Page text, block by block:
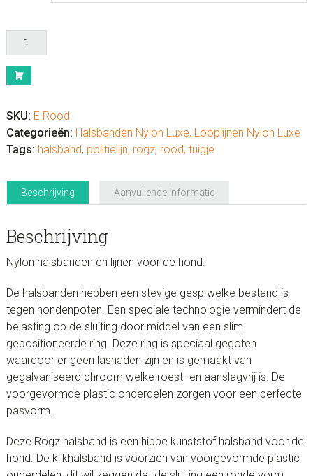
Hondenhalsband
of
lijn
nylon
effen
aantal
SKU: E Rood
Categorieën: Halsbanden Nylon Luxe, Looplijnen Nylon Luxe
Tags: halsband, politielijn, rogz, rood, tuigje
Beschrijving Aanvullende informatie
Beschrijving
Nylon halsbanden en lijnen voor de hond.
De halsbanden hebben een stevige gesp welke bestand is
tegen hondenpoten. Een speciale technologie vermindert de
belasting op de sluiting door middel van een slim
gepositioneerde ring. Deze ring is speciaal gegoten
waardoor er geen lasnaden zijn en is gemaakt van
gegalvaniseerd chroom welke roest- en aanslagvrij is. De
voorgevormde plastic onderdelen zorgen voor een perfecte
pasvorm.
Deze Rogz halsband is een hippe kunststof halsband voor de
hond. De klikhalsband is voorzien van voorgevormde plastic